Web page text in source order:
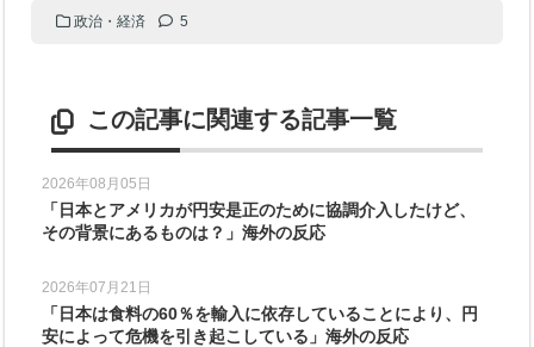
政治・経済 5
この記事に関連する記事一覧
2026年08月05日
「日本とアメリカが円安是正のために協調介入したけど、
その背景にあるものは？」海外の反応
2026年07月21日
「日本は食料の60％を輸入に依存していることにより、円
安によって危機を引き起こしている」海外の反応